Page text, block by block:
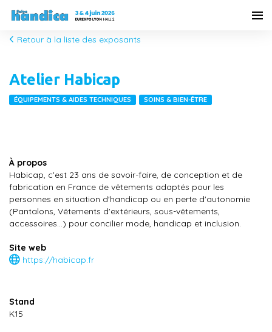
Retour à la liste des exposants
Atelier Habicap
ÉQUIPEMENTS & AIDES TECHNIQUES SOINS & BIEN-ÊTRE
À propos
Habicap, c'est 23 ans de savoir-faire, de conception et de
fabrication en France de vêtements adaptés pour les
personnes en situation d'handicap ou en perte d'autonomie
(Pantalons, Vêtements d'extérieurs, sous-vêtements,
accessoires...) pour concilier mode, handicap et inclusion.
Site web
https://habicap.fr
Stand
K15